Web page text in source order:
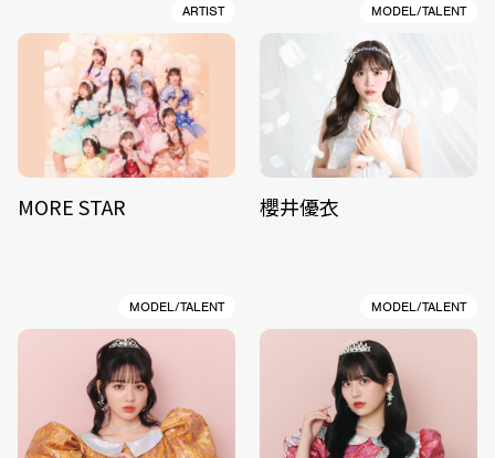
ARTIST
MORE STAR
MODEL/TALENT
櫻井優衣
MODEL/TALENT MODEL/TALENT